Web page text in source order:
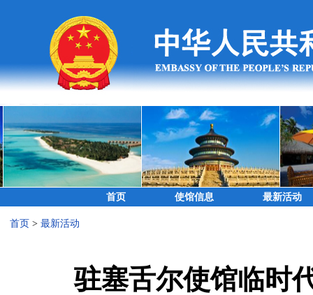
首页 使馆信息 最新活动
首页 > 最新活动
驻塞舌尔使馆临时